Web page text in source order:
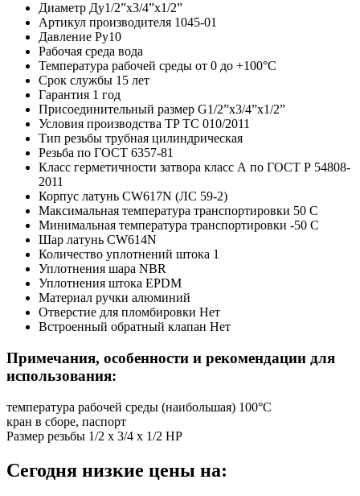
Диаметр Ду1/2”х3/4”х1/2”
Артикул производителя 1045-01
Давление Ру10
Рабочая среда вода
Температура рабочей среды от 0 до +100°C
Срок службы 15 лет
Гарантия 1 год
Присоединительный размер G1/2”х3/4”х1/2”
Условия производства TP TC 010/2011
Тип резьбы трубная цилиндрическая
Резьба по ГОСТ 6357-81
Класс герметичности затвора класс А по ГОСТ Р 54808-
2011
Корпус латунь CW617N (ЛС 59-2)
Максимальная температура транспортировки 50 C
Минимальная температура транспортировки -50 C
Шар латунь CW614N
Количество уплотнений штока 1
Уплотнения шара NBR
Уплотнения штока EPDM
Материал ручки алюминий
Отверстие для пломбировки Нет
Встроенный обратный клапан Нет
Примечания, особенности и рекомендации для
использования:
температура рабочей среды (наибольшая) 100°C
кран в сборе, паспорт
Размер резьбы 1/2 х 3/4 х 1/2 НР
Сегодня низкие цены на: